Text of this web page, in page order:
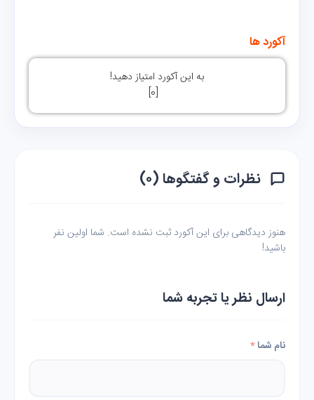
آکورد ها
به این آکورد امتیاز دهید!
[
0
]
نظرات و گفتگوها (۰)
هنوز دیدگاهی برای این آکورد ثبت نشده است. شما اولین نفر
باشید!
ارسال نظر یا تجربه شما
نام شما*